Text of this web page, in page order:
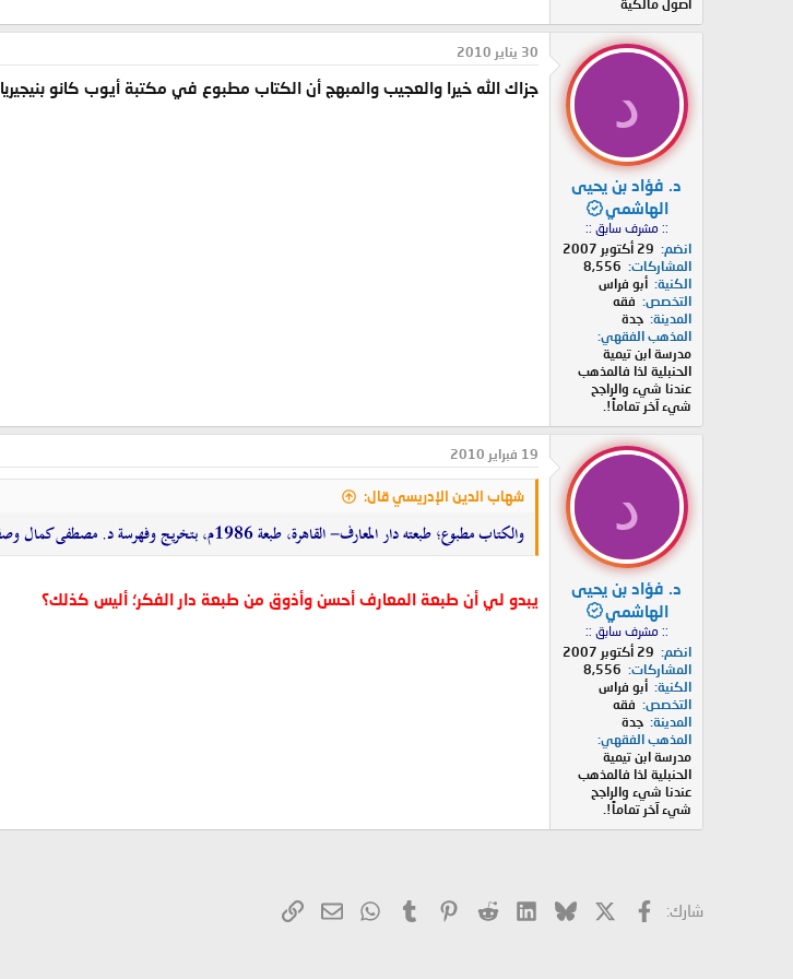
أصول مالكية
د
د. فؤاد بن يحيى
الهاشمي
:: مشرف سابق ::
انضم
29 أكتوبر 2007
المشاركات
8,556
الكنية أبو فراس
التخصص
فقه
المدينة جدة
المذهب الفقهي
مدرسة ابن تيمية
الحنبلية لذا فالمذهب
عندنا شيء والراجح
شيء آخر تماماً!.
30 يناير 2010
جزاك الله خيرا والعجيب والمبهج أن الكتاب مطبوع في مكتبة أيوب كانو بنيجيريا
د
د. فؤاد بن يحيى
الهاشمي
:: مشرف سابق ::
انضم
29 أكتوبر 2007
المشاركات
8,556
الكنية أبو فراس
التخصص
فقه
المدينة جدة
المذهب الفقهي
مدرسة ابن تيمية
الحنبلية لذا فالمذهب
عندنا شيء والراجح
شيء آخر تماماً!.
19 فبراير 2010
شهاب الدين الإدريسي قال:
والكتاب مطبوع؛ طبعته دار المعارف- القاهرة، طبعة 1986م، بتخريج وفهرسة د. مصطفى كمال وصفي، وبهامشه حاشية العلامة الشيخ أحمد بن محمد الصاوي المالكي.
يبدو لي أن طبعة المعارف أحسن وأذوق من طبعة دار الفكر؛ أليس كذلك؟
شارك: فيسبوك Bluesky
LinkedIn
Reddit
Pinterest
Tumblr
WhatsAppالبريد الإلكتروني